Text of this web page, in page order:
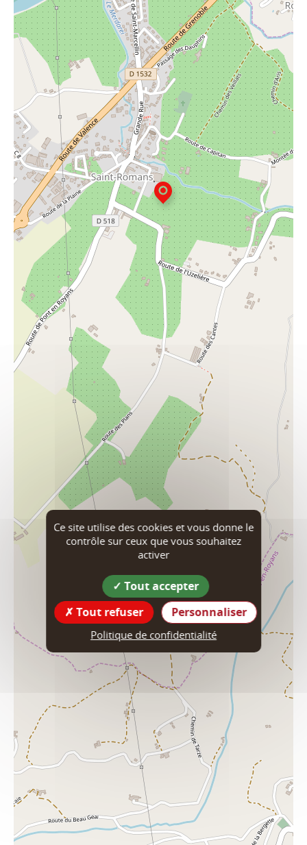
Ce site utilise des cookies et vous donne le
contrôle sur ceux que vous souhaitez
activer
Tout accepter
Tout refuser
Personnaliser
Politique de confidentialité